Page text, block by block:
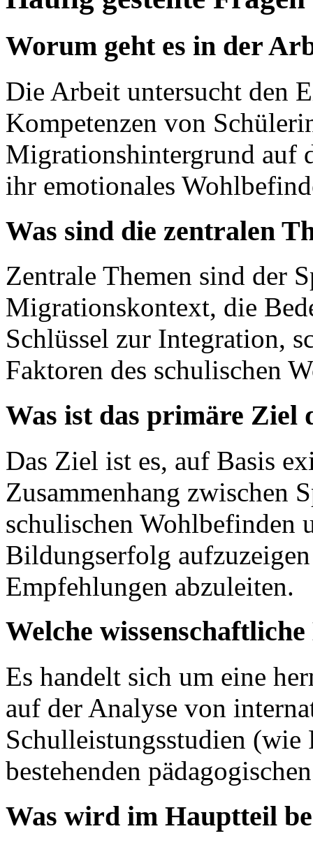
Worum geht es in der
Die Arbeit untersucht den
Kompetenzen von
Migrationshintergrund auf
ihr emotionales
Was sind die zentralen
Zentrale Themen sind der
Migrationskontext, die
Schlüssel zur Integration,
Faktoren des schulischen
Was ist das primäre Ziel
Das Ziel ist es, auf Basis
Zusammenhang zwischen
schulischen Wohlbefinden
Bildungserfolg
Empfehlungen abzuleiten.
Welche
Es handelt sich um eine
auf der Analyse von
Schulleistungsstudien
bestehenden
Was wird im Hauptteil